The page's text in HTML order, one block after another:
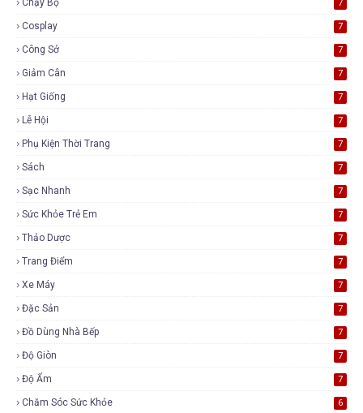
7
Cosplay 7
Công Sở 7
Giảm Cân 7
Hạt Giống 7
Lễ Hội 7
Phụ Kiện Thời Trang 7
Sách 7
Sạc Nhanh 7
Sức Khỏe Trẻ Em 7
Thảo Dược 7
Trang Điểm 7
Xe Máy 7
Đặc Sản 7
Đồ Dùng Nhà Bếp 7
Độ Giòn 7
Độ Ẩm 7
Chăm Sóc Sức Khỏe 6